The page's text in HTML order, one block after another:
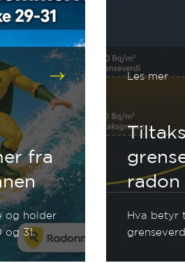
fra
og holder
og 31.
Les mer
radon
Hva betyr